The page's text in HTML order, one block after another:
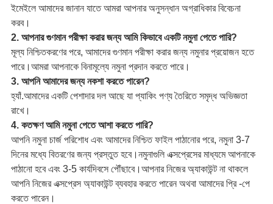
ইমেইলে আমাদের জানান যাতে আমরা আপনার অনুসন্ধান অগ্রাধিকার বিবেচনা
করব।
2. আপনার গুণমান পরীক্ষা করার জন্য আমি কিভাবে একটি নমুনা পেতে পারি?
মূল্য নিশ্চিতকরণের পরে, আমাদের গুণমান পরীক্ষা করার জন্য নমুনার প্রয়োজন হতে
পারে।আমরা আপনাকে বিনামূল্যে নমুনা প্রদান করতে পারে।
3. আপনি আমাদের জন্য নকশা করতে পারেন?
হ্যাঁ.আমাদের একটি পেশাদার দল আছে যা প্যাকিং পণ্য তৈরিতে সমৃদ্ধ অভিজ্ঞতা
রাখে।
4. কতক্ষণ আমি নমুনা পেতে আশা করতে পারি?
আপনি নমুনা চার্জ পরিশোধ এবং আমাদের নিশ্চিত ফাইল পাঠানোর পরে, নমুনা 3-7
দিনের মধ্যে বিতরণের জন্য প্রস্তুত হবে।নমুনাগুলি এক্সপ্রেসের মাধ্যমে আপনাকে
পাঠানো হবে এবং 3-5 কার্যদিবসে পৌঁছাবে।আপনার নিজের অ্যাকাউন্ট না থাকলে
আপনি নিজের এক্সপ্রেস অ্যাকাউন্ট ব্যবহার করতে পারেন অথবা আমাদের প্রি -পে
করতে পারেন।